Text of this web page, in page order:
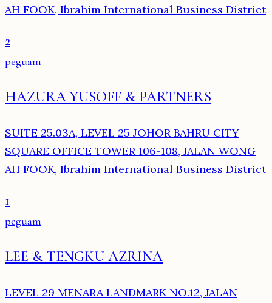
AH FOOK, Ibrahim International Business District
2
peguam
HAZURA YUSOFF & PARTNERS
SUITE 25.03A, LEVEL 25 JOHOR BAHRU CITY
SQUARE OFFICE TOWER 106-108, JALAN WONG
AH FOOK, Ibrahim International Business District
1
peguam
LEE & TENGKU AZRINA
LEVEL 29 MENARA LANDMARK NO.12, JALAN